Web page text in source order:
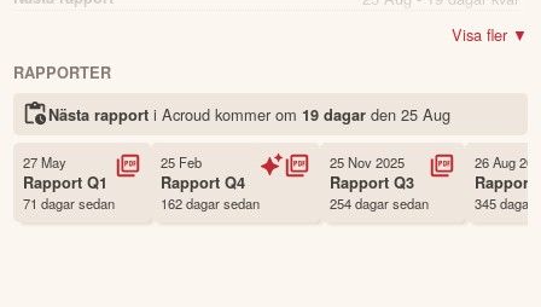
Nej
Status
Första handelsdag 07 May 2009
Antal ägare Avanza 793 st
Visa fler ▼
RAPPORTER
Nästa rapport i Acroud kommer om 19 dagarden 25 Aug
27 May
RapportQ1
71 dagar sedan
25 Feb
RapportQ4
162 dagar sedan
25 Nov 2025
RapportQ3
254 dagar sedan
26 Aug
Rapport
345 dagar